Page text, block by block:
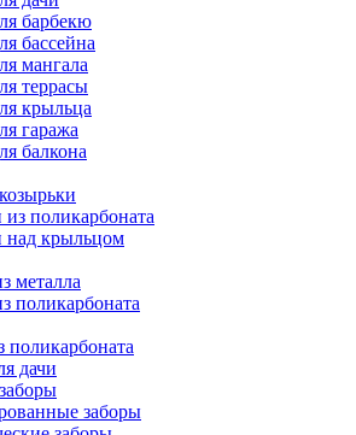
барбекю
бассейна
мангала
террасы
крыльца
гаража
балкона
поликарбоната
над крыльцом
металла
поликарбоната
поликарбоната
дачи
заборы